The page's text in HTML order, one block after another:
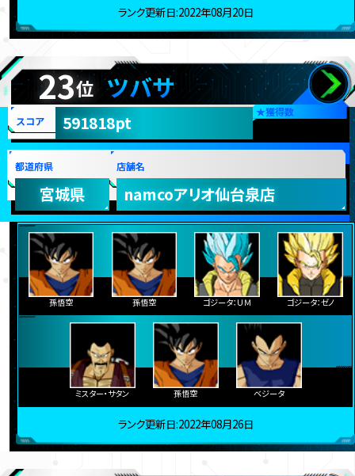
ランク更新日:2022年08月20日
23位 ツバサ
★獲得数
スコア 591818pt
都道府県
宮城県
店舗名
namcoアリオ仙台泉店
孫悟空 孫悟空 ゴジータ：ＵＭ ゴジータ：ゼノ
ミスター・サタン 孫悟空 ベジータ
ランク更新日:2022年08月26日